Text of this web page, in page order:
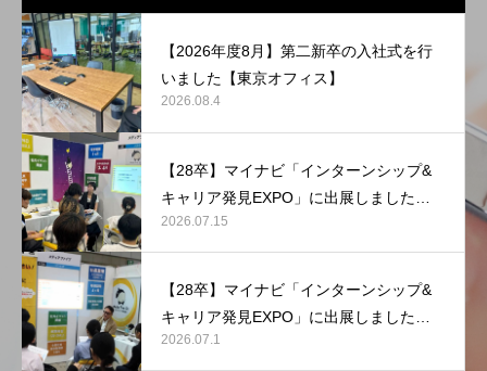
【2026年度8月】第二新卒の入社式を行
いました【東京オフィス】
2026.08.4
【28卒】マイナビ「インターンシップ&
キャリア発見EXPO」に出展しました
【マリンメッセ福岡】
2026.07.15
【28卒】マイナビ「インターンシップ&
キャリア発見EXPO」に出展しました
【東京ビッグサイト】
2026.07.1